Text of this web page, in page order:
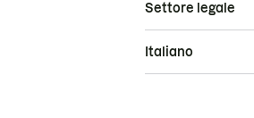
Settore legale
Italiano